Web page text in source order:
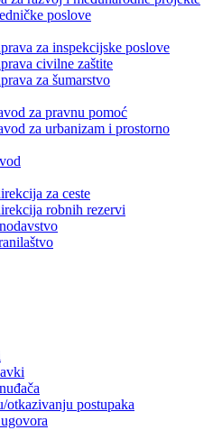
poslove
za inspekcijske poslove
civilne zaštite
za šumarstvo
za pravnu pomoć
za urbanizam i prostorno
za ceste
robnih rezervi
otkazivanju postupaka